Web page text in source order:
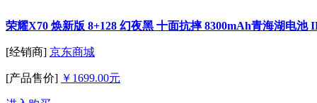
荣耀X70 焕新版 8+128 幻夜黑 十面抗摔 8300mAh青海湖电
[经销商] 京东商城
[产品售价] ￥1699.00元